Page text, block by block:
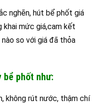
nghẽn, hút bể phốt giá
khai mức giá,cam kết
so với giá đã thỏa
bể phốt như:
không rút nước, thậm chí